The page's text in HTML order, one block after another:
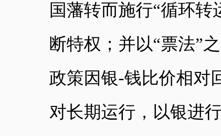
国藩转而施行“循环转
断特权；并以“票法”
政策因银-钱比价相对
对长期运行，以银进